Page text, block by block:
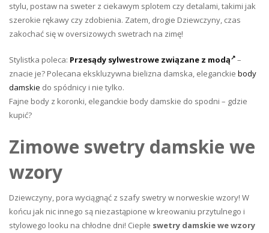
stylu, postaw na sweter z ciekawym splotem czy detalami, takimi jak
szerokie rękawy czy zdobienia. Zatem, drogie Dziewczyny, czas
zakochać się w oversizowych swetrach na zimę!
Stylistka poleca: Przesądy sylwestrowe związane z modą
–
znacie je? Polecana ekskluzywna bielizna damska, eleganckie body
damskie do spódnicy i nie tylko.
Fajne body z koronki, eleganckie body damskie do spodni – gdzie
kupić?
Zimowe swetry damskie we
wzory
Dziewczyny, pora wyciągnąć z szafy swetry w norweskie wzory! W
końcu jak nic innego są niezastąpione w kreowaniu przytulnego i
stylowego looku na chłodne dni! Ciepłe swetry damskie we wzory